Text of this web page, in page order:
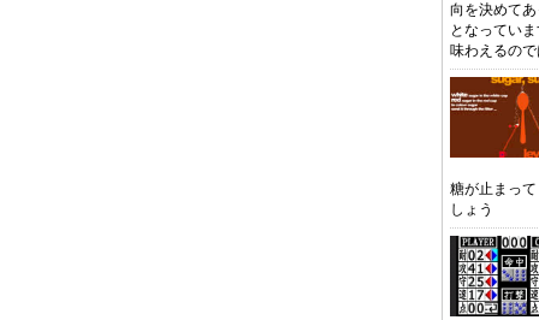
向を決めて
となってい
味わえるの
糖が止まっ
しょう